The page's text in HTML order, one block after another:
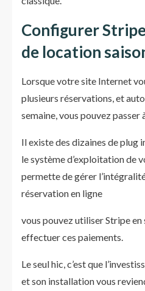
Configurer
de location
Lorsque votre site Internet
plusieurs réservations, et
semaine, vous pouvez passer
Il existe des dizaines de plug
le système d’exploitation de
permette de gérer
réservation en ligne
vous pouvez utiliser Stripe
effectuer ces paiements.
Le seul hic, c’est que
et son installation vous